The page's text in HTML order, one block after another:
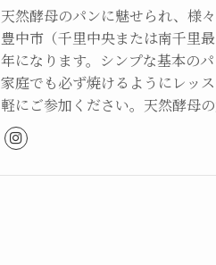
天然酵母のパンに魅せられ、様
豊中市（千里中央または南千里
年になります。シンプな基本の
家庭でも必ず焼けるようにレッ
軽にご参加ください。天然酵母